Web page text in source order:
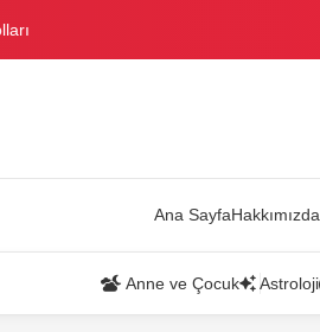
Ana SayfaHakkımızda
Anne ve Çocuk Astroloji